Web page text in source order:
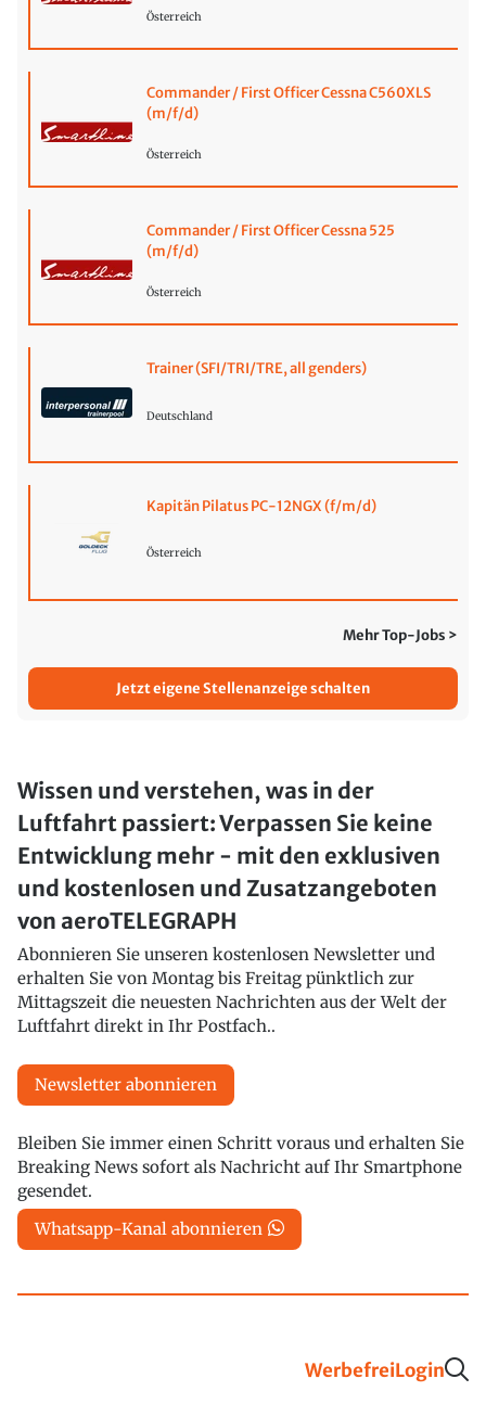
Österreich
Commander / First Officer Cessna C560XLS
(m/f/d)
Österreich
Commander / First Officer Cessna 525
(m/f/d)
Österreich
Trainer (SFI/TRI/TRE, all genders)
Deutschland
Kapitän Pilatus PC-12NGX (f/m/d)
Österreich
Mehr Top-Jobs >
Jetzt eigene Stellenanzeige schalten
Wissen und verstehen, was in der
Luftfahrt passiert: Verpassen Sie keine
Entwicklung mehr - mit den exklusiven
und kostenlosen und Zusatzangeboten
von aeroTELEGRAPH
Abonnieren Sie unseren kostenlosen Newsletter und
erhalten Sie von Montag bis Freitag pünktlich zur
Mittagszeit die neuesten Nachrichten aus der Welt der
Luftfahrt direkt in Ihr Postfach..
Newsletter abonnieren
Bleiben Sie immer einen Schritt voraus und erhalten Sie
Breaking News sofort als Nachricht auf Ihr Smartphone
gesendet.
Whatsapp-Kanal abonnieren
WerbefreiLogin